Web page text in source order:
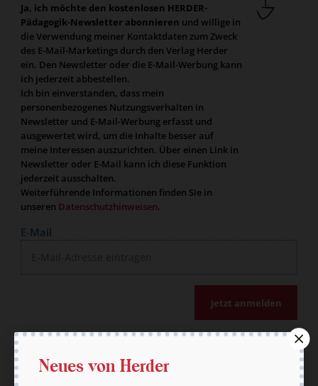
Ja, ich möchte den kostenlosen HERDER-
Pädagogik-Newsletter abonnieren und willige in
die Verwendung meiner Kontaktdaten zum Zweck
des E-Mail-Marketings durch den Verlag Herder
ein. Den Newsletter oder die E-Mail-Werbung kann
ich jederzeit abbestellen.
Ich bin einverstanden, dass mein
personenbezogenes Nutzungsverhalten in
Newsletter und E-Mail-Werbung erfasst und
ausgewertet wird, um die Inhalte besser auf
meine Interessen auszurichten. Über einen Link in
Newsletter oder E-Mail kann ich diese Funktion
jederzeit ausschalten.
Weiterführende Informationen finden Sie in
unseren Datenschutzhinweisen.
E-Mail
Jetzt anmelden
Neues von Herder